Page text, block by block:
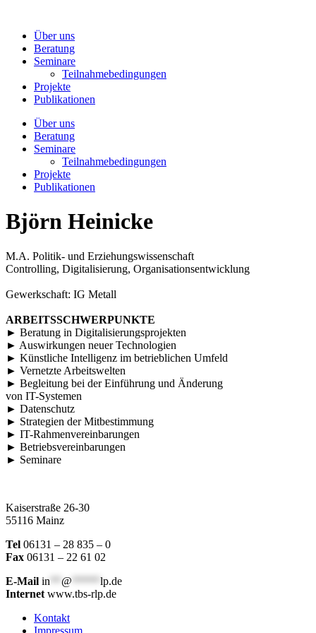
wechselnÜber uns
Beratung
Seminare
Teilnahmebedingungen
Projekte
Publikationen
Über uns
Beratung
Seminare
Teilnahmebedingungen
Projekte
Publikationen
Björn Heinicke
M.A. Politik- und Erziehungswissenschaft
Controlling, Digitalisierung, Organisationsentwicklung
Gewerkschaft: IG Metall
ARBEITSSCHWERPUNKTE
► Beratung in Digitalisierungsprojekten
► Auswirkungen neuer Technologien
► Künstliche Intelligenz im betrieblichen Umfeld
► Vernetzte Arbeitswelten
► Begleitung bei der Einführung und Änderung
von IT-Systemen
► Datenschutz
► Strategien der Mitbestimmung
► IT-Rahmenvereinbarungen
► Betriebsvereinbarungen
► Seminare
Kaiserstraße 26-30
55116 Mainz
Tel 06131 – 28 835 – 0
Fax 06131 – 22 61 02
E-Mail in @
lp.de
Internet www.tbs-rlp.de
Kontakt
Impressum